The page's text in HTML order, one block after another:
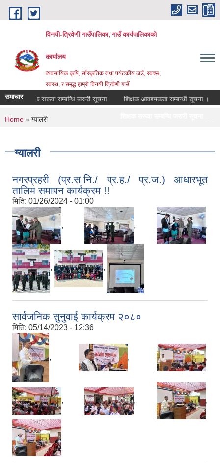
Skip to main content
विनयी-त्रिवेणी गाउँपालिका, गाउँ कार्यपालिकाको
कार्यालय
व्यवसायिक कृषि, साँस्कृतिक तथा पर्यटकीय ठाउँ, स्वच्छ,
स्वस्थ, र समृद्ध हाम्रो विनयी त्रिवेणी गाउँ
समाचार
शिक्षक सरूवा सम्बन्धि जरुरी सूचना शिक्षक आवश्यकता सम्बन्धी सूचना ।
You are here
Home » ग्यालरी
ग्यालरी
नगरप्रहरी (प्र.स.नि./ प्र.ह./ प्र.ज.) आधारभूत
तालिम समापन कार्यक्रम !!
मिति: 01/26/2024 - 01:00
, , ,
, ,
सार्वजनिक सुनुवाई कार्यक्रम २०८०
मिति: 05/14/2023 - 12:36
, , ,
, , ,